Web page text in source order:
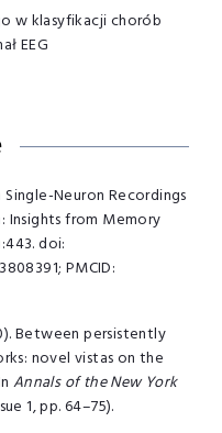
w klasyfikacji chorób
EEG
Single-Neuron Recordings
Insights from Memory
doi:
PMCID:
Between persistently
novel vistas on the
Annals of the New York
1, pp. 64–75).